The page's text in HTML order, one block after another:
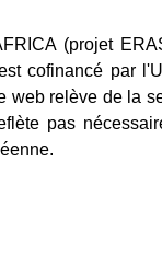
(projet
cofinancé par
web relève de la
pas